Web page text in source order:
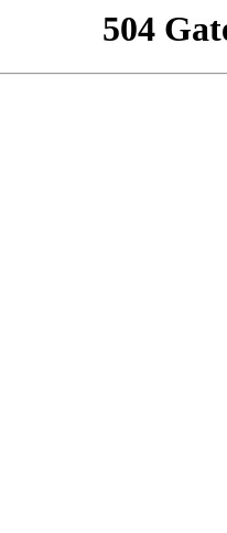
504